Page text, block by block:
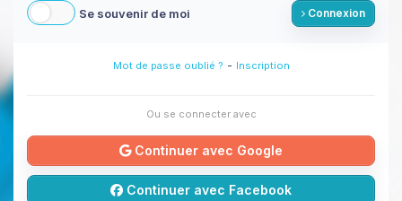
Se souvenir de moi Connexion
Mot de passe oublié ? - Inscription
Ou se connecter avec
Continuer avec Google
Continuer avec Facebook